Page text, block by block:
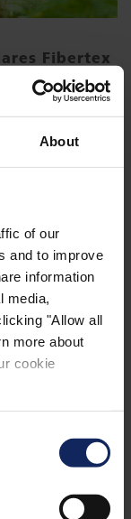
About
of our
and to improve
information
media,
"Allow all
more about
cookie
Fibertex
fertilizantes
um
planta
e uniforme,
água e
e contam com
água
molhadas
capilares